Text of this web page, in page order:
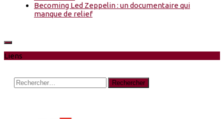
Becoming Led Zeppelin : un documentaire qui
manque de relief
Liens
Rechercher :